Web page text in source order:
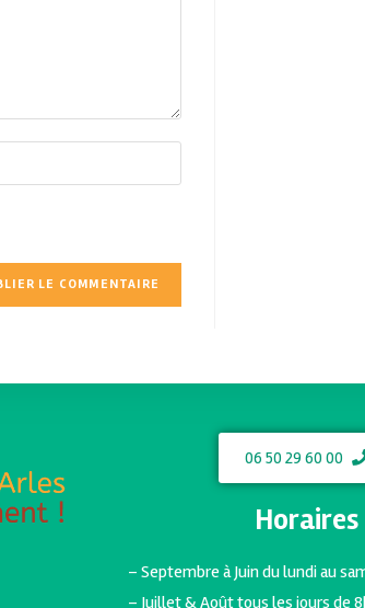
06 50 29 60 00
Horaires
– Septembre à Juin du lundi au
– Juillet & Août tous les jours de